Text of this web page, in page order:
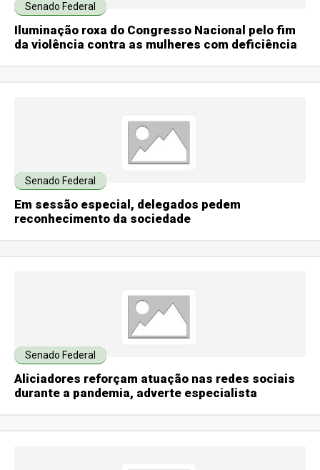
Senado Federal
Iluminação roxa do Congresso Nacional pelo fim
da violência contra as mulheres com deficiência
Senado Federal
Em sessão especial, delegados pedem
reconhecimento da sociedade
Senado Federal
Aliciadores reforçam atuação nas redes sociais
durante a pandemia, adverte especialista